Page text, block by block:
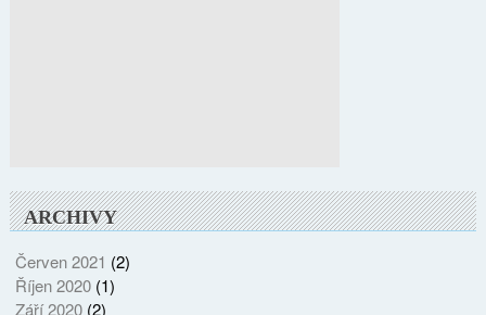
ARCHIVY
Červen 2021 (2)
Říjen 2020(1)
Září 2020(2)